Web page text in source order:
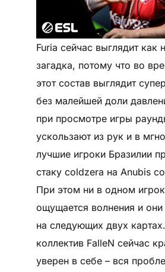
Furia сейчас выглядит как
загадка, потому что во
этот состав выглядит
без малейшей доли
при просмотре игры
ускользают из рук и в
лучшие игроки Бразилии
стаку coldzera на Anubis
При этом ни в одном
ощущается волнения и
на следующих двух
коллектив FalleN сейчас
уверен в себе – вся